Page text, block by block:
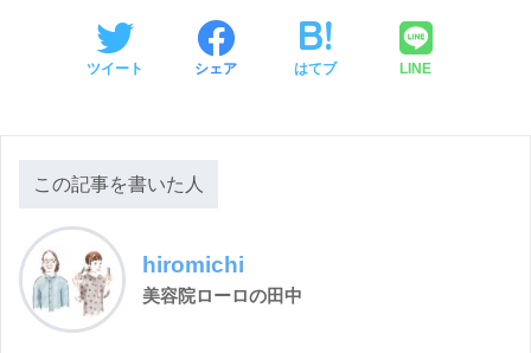
ツイート シェア はてブ LINE
この記事を書いた人
hiromichi
美容院ローロの田中